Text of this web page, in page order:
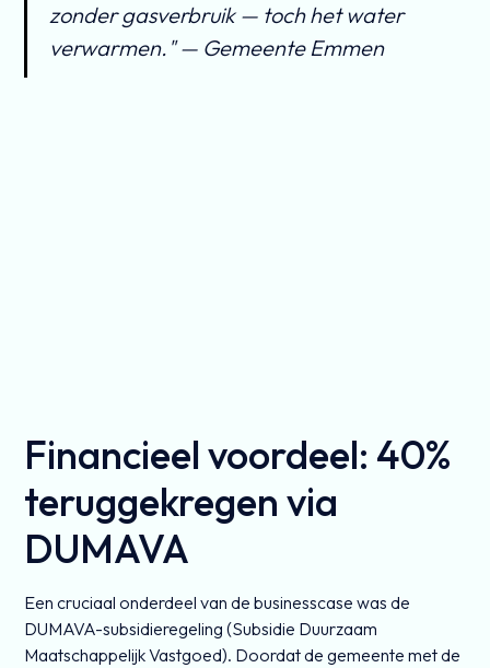
zonder gasverbruik — toch het water
verwarmen." — Gemeente Emmen
Financieel voordeel: 40%
teruggekregen via
DUMAVA
Een cruciaal onderdeel van de businesscase was de
DUMAVA-subsidieregeling (Subsidie Duurzaam
Maatschappelijk Vastgoed). Doordat de gemeente met de